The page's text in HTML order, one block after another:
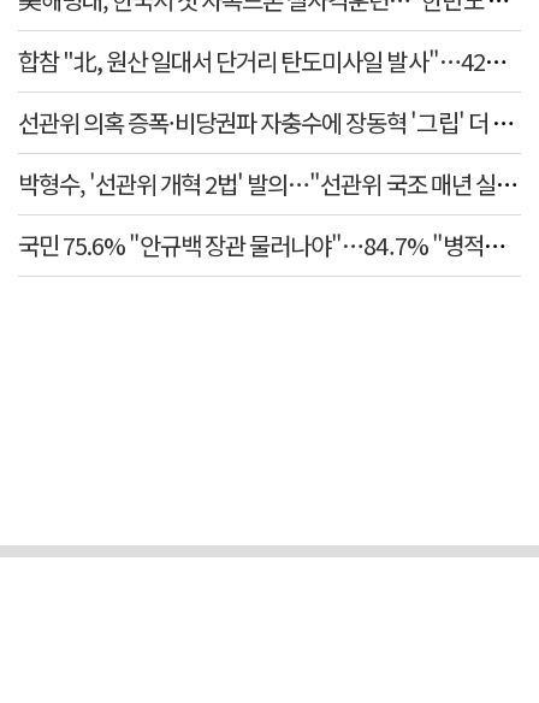
합참 "北, 원산 일대서 단거리 탄도미사일 발사"…42일 만
선관위 의혹 증폭·비당권파 자충수에 장동혁 '그립' 더 강
박형수, '선관위 개혁 2법' 발의…"선관위 국조 매년 실시"
국민 75.6% "안규백 장관 물러나야"…84.7% "병적기록